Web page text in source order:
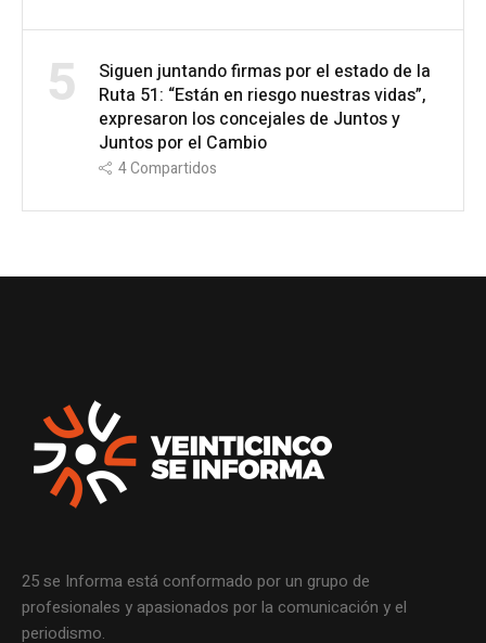
5
Siguen juntando firmas por el estado de la
Ruta 51: “Están en riesgo nuestras vidas”,
expresaron los concejales de Juntos y
Juntos por el Cambio
4Compartidos
25 se Informa está conformado por un grupo de
profesionales y apasionados por la comunicación y el
periodismo.